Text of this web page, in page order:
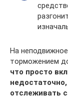
На
торможением
что просто
отслеживать